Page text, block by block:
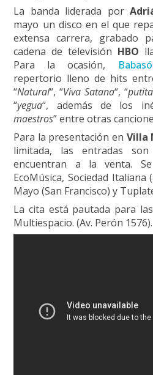
La banda liderada por
mayo un disco en el que
extensa carrera, grabado
cadena de televisión HBO
Para la ocasión,
repertorio lleno de hits
“Natural“, “Viva Satana“, “putita
“yegua“, además de los
maestros” entre otras
Para la presentación en Villa
limitada, las entradas
encuentran a la venta.
EcoMúsica, Sociedad
Mayo (San Francisco) y
La cita está pautada para
Multiespacio. (Av. Perón 1576).